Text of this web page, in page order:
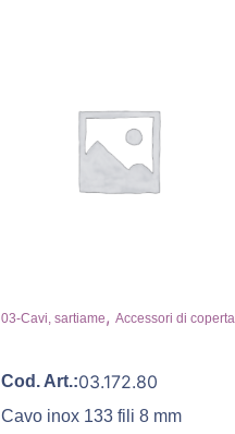
03-Cavi, sartiame, Accessori di coperta
Cod. Art.:03.172.80
Cavo inox 133 fili 8 mm